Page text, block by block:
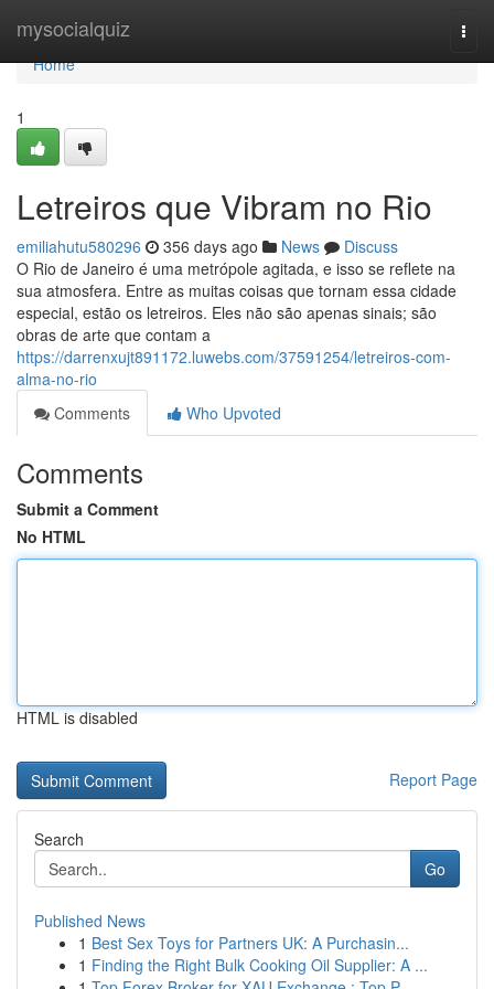
mysocialquiz
Home
Home
1
Letreiros que Vibram no Rio
emiliahutu580296 356 days ago News
Discuss
O Rio de Janeiro é uma metrópole agitada, e isso se reflete na
sua atmosfera. Entre as muitas coisas que tornam essa cidade
especial, estão os letreiros. Eles não são apenas sinais; são
obras de arte que contam a
https://darrenxujt891172.luwebs.com/37591254/letreiros-com-
alma-no-rio
Comments
Who Upvoted
Comments
Submit a Comment
No HTML
HTML is disabled
Report Page
Search
Go
Published News
1 Best Sex Toys for Partners UK: A Purchasin...
1 Finding the Right Bulk Cooking Oil Supplier: A ...